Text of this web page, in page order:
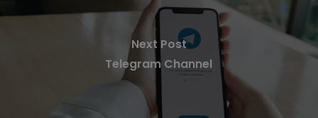
Next Post
Telegram Channel